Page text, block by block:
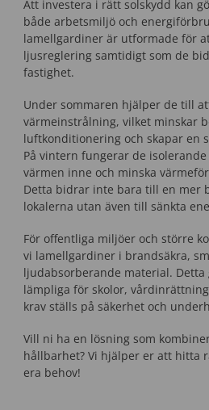
Att investera i rätt solskydd kan
både arbetsmiljö och
lamellgardiner är utformade för
ljusreglering samtidigt som de
fastighet.
Under sommaren hjälper de till
värmeinstrålning, vilket minskar
luftkonditionering och skapar en
På vintern fungerar de
värmen inne och minska
Detta bidrar inte bara till en mer
lokalerna utan även till sänkta
För offentliga miljöer och större
vi lamellgardiner i brandsäkra,
ljudabsorberande material. Detta
lämpliga för skolor,
krav ställs på säkerhet och
Vill ni ha en lösning som
hållbarhet? Vi hjälper er att hitta
era behov!